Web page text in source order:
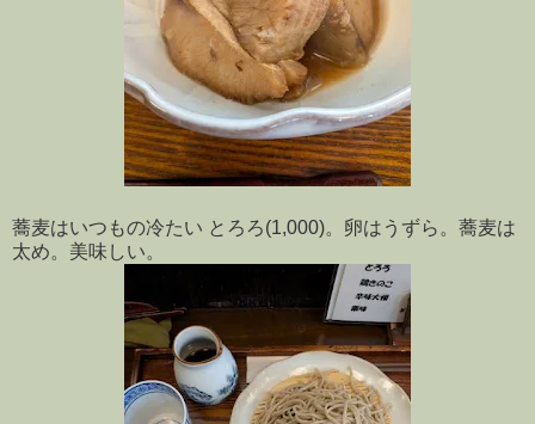
蕎麦はいつもの冷たい とろろ(1,000)。卵はうずら。蕎麦は
太め。美味しい。